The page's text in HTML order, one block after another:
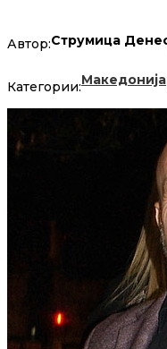
Автор:Струмица
Категории:Македонија